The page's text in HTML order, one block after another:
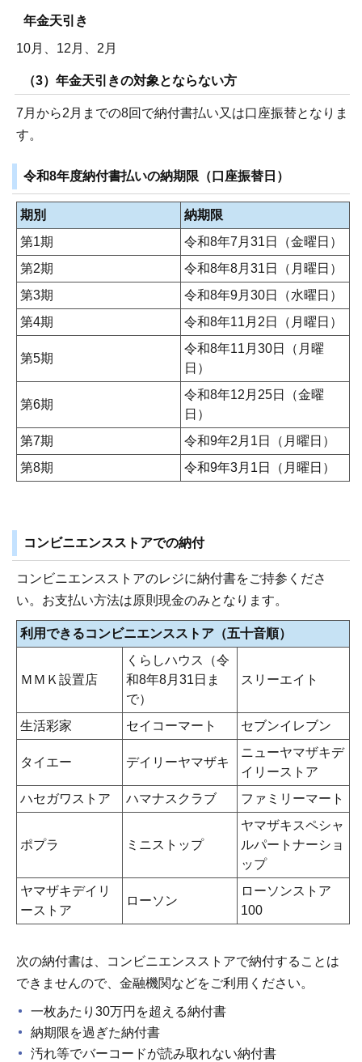
年金天引き
10月、12月、2月
（3）年金天引きの対象とならない方
7月から2月までの8回で納付書払い又は口座振替となりま
す。
令和8年度納付書払いの納期限（口座振替日）
期別
納期限
第1期
令和8年7月31日（金曜日）
第2期
令和8年8月31日（月曜日）
第3期
令和8年9月30日（水曜日）
第4期
令和8年11月2日（月曜日）
第5期
令和8年11月30日（月曜
日）
第6期
令和8年12月25日（金曜
日）
第7期
令和9年2月1日（月曜日）
第8期
令和9年3月1日（月曜日）
コンビニエンスストアでの納付
コンビニエンスストアのレジに納付書をご持参くださ
い。お支払い方法は原則現金のみとなります。
利用できるコンビニエンスストア（五十音順）
ＭＭＫ設置店
くらしハウス（令
和8年8月31日ま
で）
スリーエイト
生活彩家 セイコーマート セブンイレブン
タイエー デイリーヤマザキ
ニューヤマザキデ
イリーストア
ハセガワストア
ハマナスクラブ ファミリーマート
ポプラ ミニストップ
ヤマザキスペシャ
ルパートナーショ
ップ
ヤマザキデイリ
ーストア
ローソン
ローソンストア
100
次の納付書は、コンビニエンスストアで納付することは
できませんので、金融機関などをご利用ください。
一枚あたり30万円を超える納付書
納期限を過ぎた納付書
汚れ等でバーコードが読み取れない納付書